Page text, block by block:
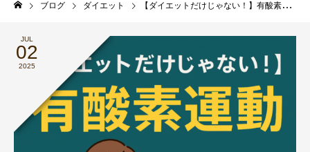
ブログ ダイエット 【ダイエットだけじゃない！】有酸素運動の科学的メリット
JUL
02
2025